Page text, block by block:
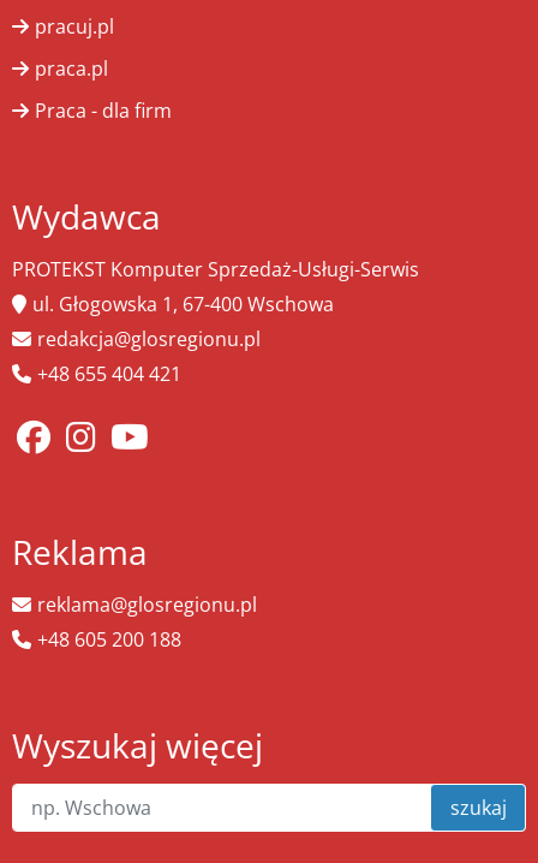
pracuj.pl
praca.pl
Praca - dla firm
Wydawca
PROTEKST Komputer Sprzedaż-Usługi-Serwis
ul. Głogowska 1, 67-400 Wschowa
redakcja@glosregionu.pl
+48 655 404 421
Reklama
reklama@glosregionu.pl
+48 605 200 188
Wyszukaj więcej
szukaj